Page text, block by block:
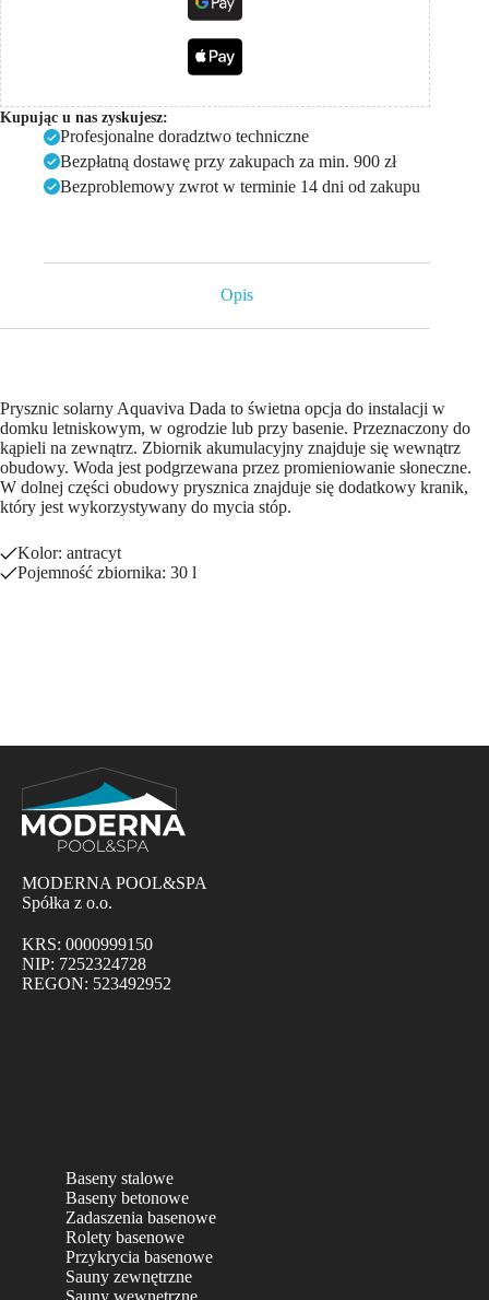
Kupując u nas zyskujesz:
Profesjonalne doradztwo techniczne
Bezpłatną dostawę przy zakupach za min. 900 zł
Bezproblemowy zwrot w terminie 14 dni od zakupu
Opis
Prysznic solarny Aquaviva Dada to świetna opcja do instalacji w
domku letniskowym, w ogrodzie lub przy basenie. Przeznaczony do
kąpieli na zewnątrz. Zbiornik akumulacyjny znajduje się wewnątrz
obudowy. Woda jest podgrzewana przez promieniowanie słoneczne.
W dolnej części obudowy prysznica znajduje się dodatkowy kranik,
który jest wykorzystywany do mycia stóp.
Kolor: antracyt
Pojemność zbiornika: 30 l
MODERNA POOL&SPA
Spółka z o.o.
KRS: 0000999150
NIP: 7252324728
REGON: 523492952
Baseny stalowe
Baseny betonowe
Zadaszenia basenowe
Rolety basenowe
Przykrycia basenowe
Sauny zewnętrzne
Sauny wewnętrzne